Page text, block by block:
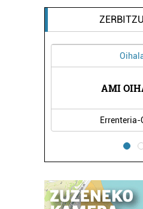
AMI
Errenteria-